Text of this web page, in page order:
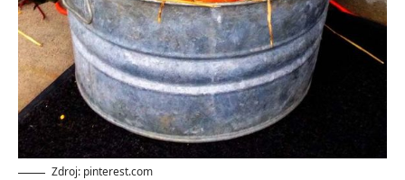
Zdroj: pinterest.com